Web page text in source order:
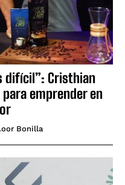
difícil”: Cristhian
emprender en
Bonilla